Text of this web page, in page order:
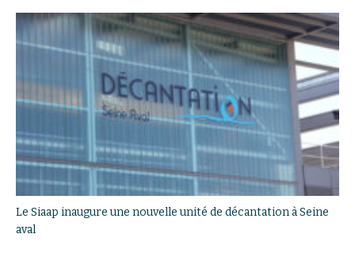
Le Siaap inaugure une nouvelle unité de décantation à Seine
aval